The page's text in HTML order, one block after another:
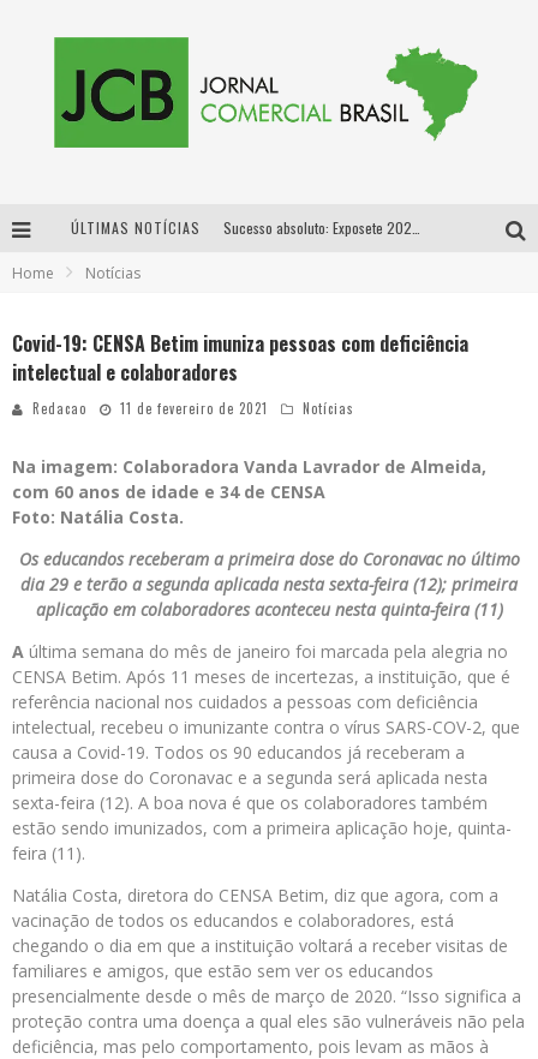
ÚLTIMAS NOTÍCIAS
Home Notícias
Covid-19: CENSA Betim imuniza pessoas com deficiência
intelectual e colaboradores
Redacao 11 de fevereiro de 2021 Notícias
Na imagem: Colaboradora Vanda Lavrador de Almeida,
com 60 anos de idade e 34 de CENSA
Foto: Natália Costa.
Os educandos receberam a primeira dose do Coronavac no último
dia 29 e terão a segunda aplicada nesta sexta-feira (12); primeira
aplicação em colaboradores aconteceu nesta quinta-feira (11)
A última semana do mês de janeiro foi marcada pela alegria no
CENSA Betim. Após 11 meses de incertezas, a instituição, que é
referência nacional nos cuidados a pessoas com deficiência
intelectual, recebeu o imunizante contra o vírus SARS-COV-2, que
causa a Covid-19. Todos os 90 educandos já receberam a
primeira dose do Coronavac e a segunda será aplicada nesta
sexta-feira (12). A boa nova é que os colaboradores também
estão sendo imunizados, com a primeira aplicação hoje, quinta-
feira (11).
Natália Costa, diretora do CENSA Betim, diz que agora, com a
vacinação de todos os educandos e colaboradores, está
chegando o dia em que a instituição voltará a receber visitas de
familiares e amigos, que estão sem ver os educandos
presencialmente desde o mês de março de 2020. “Isso significa a
proteção contra uma doença a qual eles são vulneráveis não pela
deficiência, mas pelo comportamento, pois levam as mãos à